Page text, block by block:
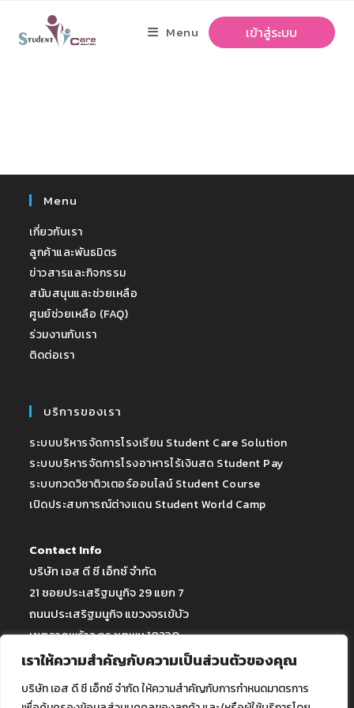
เราให้ความสำคัญกับความเป็นส่วนตัวของคุณ
บริษัท เอส ดี ซี เอ็กซ์ จำกัด ให้ความสำคัญกับการกำหนดมาตรการ
เข้าสู่ระบบ
Menu
Menu
เกี่ยวกับเรา
ลูกค้าและพันธมิตร
ข่าวสารและกิจกรรม
สนับสนุนและช่วยเหลือ
ศูนย์ช่วยเหลือ (FAQ)
ร่วมงานกับเรา
ติดต่อเรา
บริการของเรา
ระบบบริหารจัดการโรงเรียน Student Care Solution
ระบบบริหารจัดการโรงอาหารไร้เงินสด Student Pay
ระบบกวดวิชาติวเตอร์ออนไลน์ Student Course
เปิดประสบการณ์ต่างแดน Student World Camp
Contact Info
บริษัท เอส ดี ซี เอ็กซ์ จำกัด
21 ซอยประเสริฐมนูกิจ 29 แยก 7
ถนนประเสริฐมนูกิจ แขวงจรเข้บัว
เขตลาดพร้าว กรุงเทพฯ 10230
E-Mail : info@student.co.th